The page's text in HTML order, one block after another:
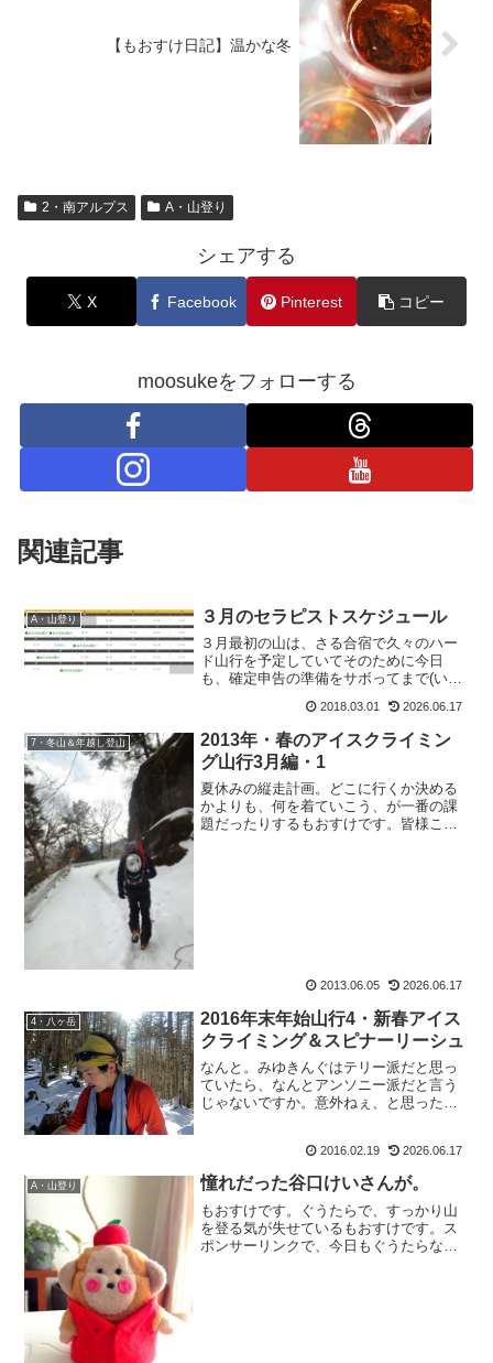
【もおすけ日記】温かな冬
2・南アルプス A・山登り
シェアする
X Facebook Pinterest コピー
moosukeをフォローする
関連記事
A・山登り ３月のセラピストスケジュール
３月最初の山は、さる合宿で久々のハー
ド山行を予定していてそのために今日
も、確定申告の準備をサボってまで(いい
たというのに。天気悪いって言うんだも
んなぁ。雪崩が怖い季節だから、ムリは
禁物。せめて山が中止な...
2018.03.01 2026.06.17
7・冬山＆年越し登山
2013年・春のアイスクライミン
グ山行3月編・1
夏休みの縦走計画。どこに行くか決める
かよりも、何を着ていこう、が一番の課
題だったりするもおすけです。皆様こん
2013.06.05 2026.06.17
4・八ヶ岳
2016年末年始山行4・新春アイス
クライミング＆スピナーリーシュ
なんと。みゆきんぐはテリー派だと思っ
ていたら、なんとアンソニー派だと言う
じゃないですか。意外ねぇ、と思ったも
読みふけっていて更新さぼっておりまし
た。まんまとみゆきん...
2016.02.19 2026.06.17
A・山登り 憧れだった谷口けいさんが。
もおすけです。ぐうたらで、すっかり山
を登る気が失せているもおすけです。ス
ポンサーリンクで、今日もぐうたらな時